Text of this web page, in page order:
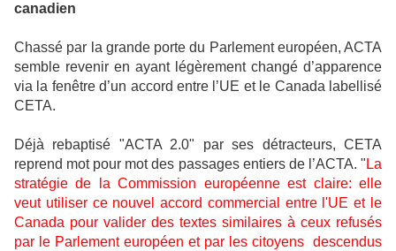
canadien
Chassé par la grande porte du Parlement européen, ACTA
semble revenir en ayant légèrement changé d’apparence
via la fenêtre d’un accord entre l’UE et le Canada labellisé
CETA.
Déjà rebaptisé "ACTA 2.0" par ses détracteurs, CETA
reprend mot pour mot des passages entiers de l’ACTA. " La
stratégie de la Commission européenne est claire: elle
veut utiliser ce nouvel accord commercial entre l'UE et le
Canada pour valider des textes similaires à ceux refusés
par le Parlement européen et par les citoyens descendus